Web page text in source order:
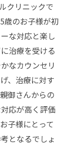
クリニックで
歳のお子様が初
な対応と楽し
治療を受ける
なカウンセリ
、治療に対す
御さんからの
応が高く評価
子様にとって
となるでしょ